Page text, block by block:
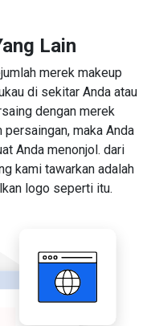
Lain
merek makeup
di sekitar Anda atau
dengan merek
maka Anda
Anda menonjol. dari
kami tawarkan adalah
logo seperti itu.